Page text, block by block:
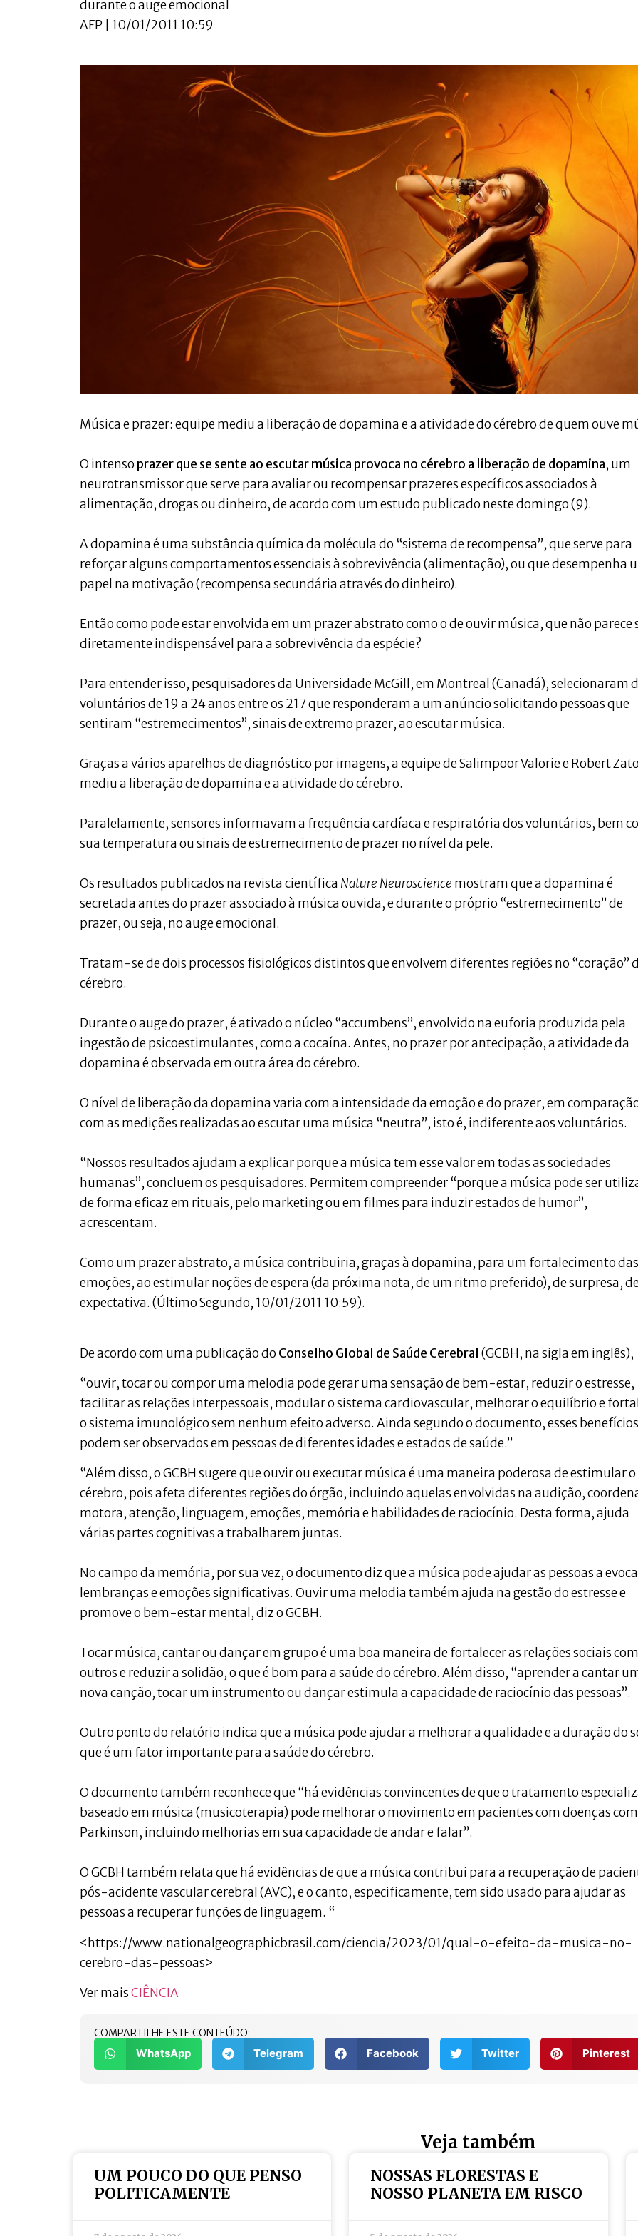
durante o auge emocional
AFP | 10/01/2011 10:59
Música e prazer: equipe mediu a liberação de dopamina e a atividade do cérebro de quem ouve
O intenso prazer que se sente ao escutar música provoca no cérebro a liberação de dopamina, um
neurotransmissor que serve para avaliar ou recompensar prazeres específicos associados à
alimentação, drogas ou dinheiro, de acordo com um estudo publicado neste domingo (9).
A dopamina é uma substância química da molécula do “sistema de recompensa”, que serve para
reforçar alguns comportamentos essenciais à sobrevivência (alimentação), ou que desempenha
papel na motivação (recompensa secundária através do dinheiro).
Então como pode estar envolvida em um prazer abstrato como o de ouvir música, que não parece
diretamente indispensável para a sobrevivência da espécie?
Para entender isso, pesquisadores da Universidade McGill, em Montreal (Canadá), selecionaram
voluntários de 19 a 24 anos entre os 217 que responderam a um anúncio solicitando pessoas que
sentiram “estremecimentos”, sinais de extremo prazer, ao escutar música.
Graças a vários aparelhos de diagnóstico por imagens, a equipe de Salimpoor Valorie e Robert
mediu a liberação de dopamina e a atividade do cérebro.
Paralelamente, sensores informavam a frequência cardíaca e respiratória dos voluntários, bem
sua temperatura ou sinais de estremecimento de prazer no nível da pele.
Os resultados publicados na revista científica Nature Neuroscience mostram que a dopamina é
secretada antes do prazer associado à música ouvida, e durante o próprio “estremecimento” de
prazer, ou seja, no auge emocional.
Tratam-se de dois processos fisiológicos distintos que envolvem diferentes regiões no “coração”
cérebro.
Durante o auge do prazer, é ativado o núcleo “accumbens”, envolvido na euforia produzida pela
ingestão de psicoestimulantes, como a cocaína. Antes, no prazer por antecipação, a atividade da
dopamina é observada em outra área do cérebro.
O nível de liberação da dopamina varia com a intensidade da emoção e do prazer, em
com as medições realizadas ao escutar uma música “neutra”, isto é, indiferente aos voluntários.
“Nossos resultados ajudam a explicar porque a música tem esse valor em todas as sociedades
humanas”, concluem os pesquisadores. Permitem compreender “porque a música pode ser
de forma eficaz em rituais, pelo marketing ou em filmes para induzir estados de humor”,
acrescentam.
Como um prazer abstrato, a música contribuiria, graças à dopamina, para um fortalecimento das
emoções, ao estimular noções de espera (da próxima nota, de um ritmo preferido), de surpresa,
expectativa. (Último Segundo, 10/01/2011 10:59).
De acordo com uma publicação do Conselho Global de Saúde Cerebral (GCBH, na sigla em inglês),
“ouvir, tocar ou compor uma melodia pode gerar uma sensação de bem-estar, reduzir o estresse,
facilitar as relações interpessoais, modular o sistema cardiovascular, melhorar o equilíbrio e
o sistema imunológico sem nenhum efeito adverso. Ainda segundo o documento, esses benefícios
podem ser observados em pessoas de diferentes idades e estados de saúde.”
“Além disso, o GCBH sugere que ouvir ou executar música é uma maneira poderosa de estimular o
cérebro, pois afeta diferentes regiões do órgão, incluindo aquelas envolvidas na audição,
motora, atenção, linguagem, emoções, memória e habilidades de raciocínio. Desta forma, ajuda
várias partes cognitivas a trabalharem juntas.
No campo da memória, por sua vez, o documento diz que a música pode ajudar as pessoas a
lembranças e emoções significativas. Ouvir uma melodia também ajuda na gestão do estresse e
promove o bem-estar mental, diz o GCBH.
Tocar música, cantar ou dançar em grupo é uma boa maneira de fortalecer as relações sociais
outros e reduzir a solidão, o que é bom para a saúde do cérebro. Além disso, “aprender a cantar
nova canção, tocar um instrumento ou dançar estimula a capacidade de raciocínio das pessoas”.
Outro ponto do relatório indica que a música pode ajudar a melhorar a qualidade e a duração do
que é um fator importante para a saúde do cérebro.
O documento também reconhece que “há evidências convincentes de que o tratamento
baseado em música (musicoterapia) pode melhorar o movimento em pacientes com doenças
Parkinson, incluindo melhorias em sua capacidade de andar e falar”.
O GCBH também relata que há evidências de que a música contribui para a recuperação de
pós-acidente vascular cerebral (AVC), e o canto, especificamente, tem sido usado para ajudar as
pessoas a recuperar funções de linguagem. “
<https://www.nationalgeographicbrasil.com/ciencia/2023/01/qual-o-efeito-da-musica-no-
cerebro-das-pessoas>
Ver maisCIÊNCIA
COMPARTILHE ESTE CONTEÚDO:
WhatsApp Telegram Facebook Twitter Pinterest
Veja também
UM POUCO DO QUE PENSO
POLITICAMENTE
NOSSAS FLORESTAS E
NOSSO PLANETA EM RISCO